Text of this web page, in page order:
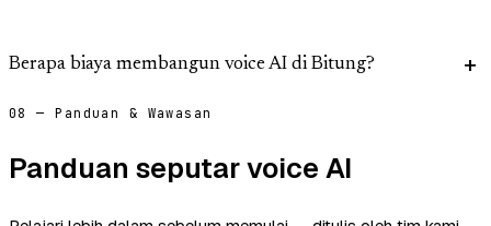
Berapa biaya membangun voice AI di Bitung?
08 — Panduan & Wawasan
Panduan seputar voice AI